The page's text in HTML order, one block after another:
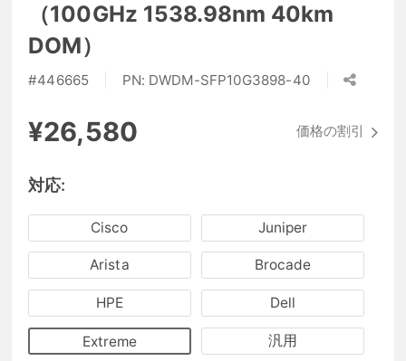
（100GHz 1538.98nm 40km
DOM）
#446665 PN: DWDM-SFP10G3898-40
¥26,580 価格の割引
対応:
Cisco Juniper
Arista Brocade
HPE Dell
Extreme 汎用